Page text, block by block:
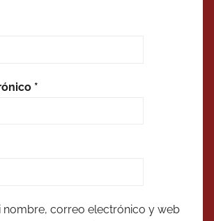
*
nombre, correo electrónico y web